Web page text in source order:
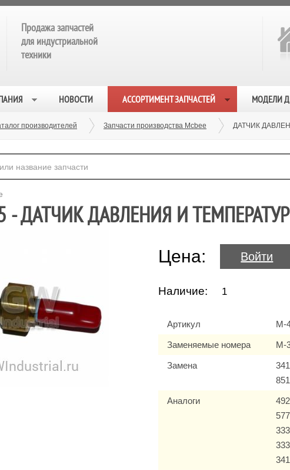
Продажа запчастей
для индустриальной
техники
НОВОСТИ АССОРТИМЕНТ ЗАПЧАСТЕЙ МОДЕЛИ
производителей Запчасти производства Mcbee ДАТЧИК
- ДАТЧИК ДАВЛЕНИЯ И
Цена: Войти
Наличие: 1
Артикул M-
Заменяемые номера M-
Замена
Аналоги